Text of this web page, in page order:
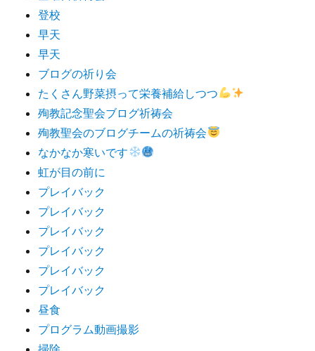
登校
早天
早天
ブログの祈り会
たくさん野菜摂って栄養補給しつつ
殉教記念聖会ブログ祈祷会
殉教聖会のブログチームの祈祷会
なかなか寒いです
虹が目の前に
プレイバック
プレイバック
プレイバック
プレイバック
プレイバック
プレイバック
昼食
プログラム動画撮影